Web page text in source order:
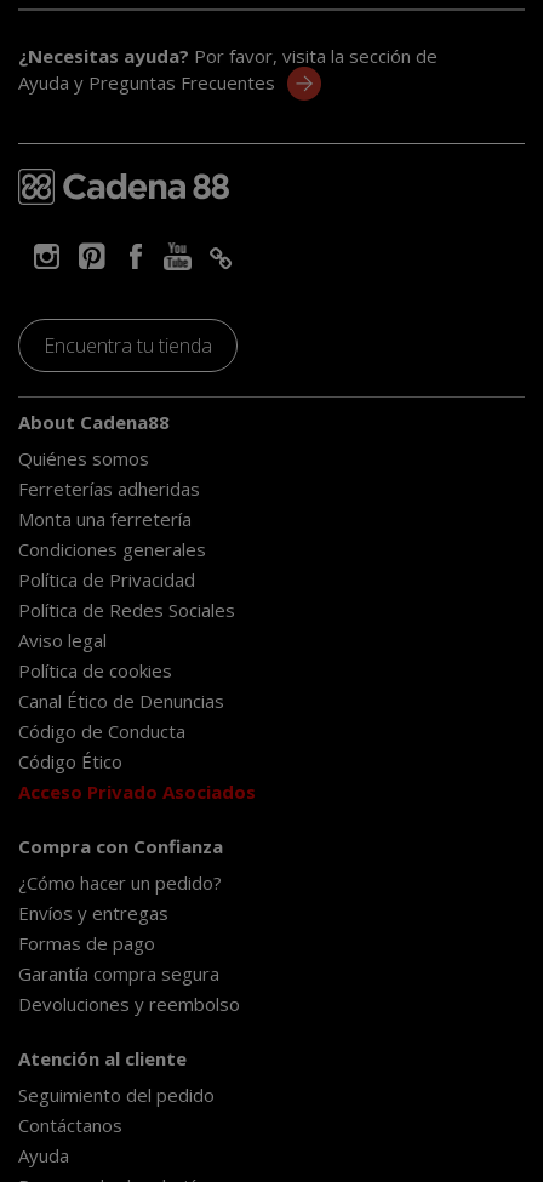
¿Necesitas ayuda? Por favor, visita la sección de
Ayuda y Preguntas Frecuentes
Encuentra tu tienda
About Cadena88
Quiénes somos
Ferreterías adheridas
Monta una ferretería
Condiciones generales
Política de Privacidad
Política de Redes Sociales
Aviso legal
Política de cookies
Canal Ético de Denuncias
Código de Conducta
Código Ético
Acceso Privado Asociados
Compra con Confianza
¿Cómo hacer un pedido?
Envíos y entregas
Formas de pago
Garantía compra segura
Devoluciones y reembolso
Atención al cliente
Seguimiento del pedido
Contáctanos
Ayuda